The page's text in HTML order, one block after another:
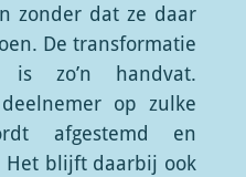
zonder dat ze daar
De transformatie
is zo’n handvat.
op zulke
afgestemd en
Het blijft daarbij ook